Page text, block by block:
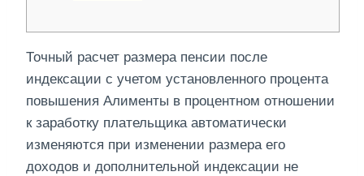
Точный расчет размера пенсии после
индексации с учетом установленного процента
повышения Алименты в процентном отношении
к заработку плательщика автоматически
изменяются при изменении размера его
доходов и дополнительной индексации не